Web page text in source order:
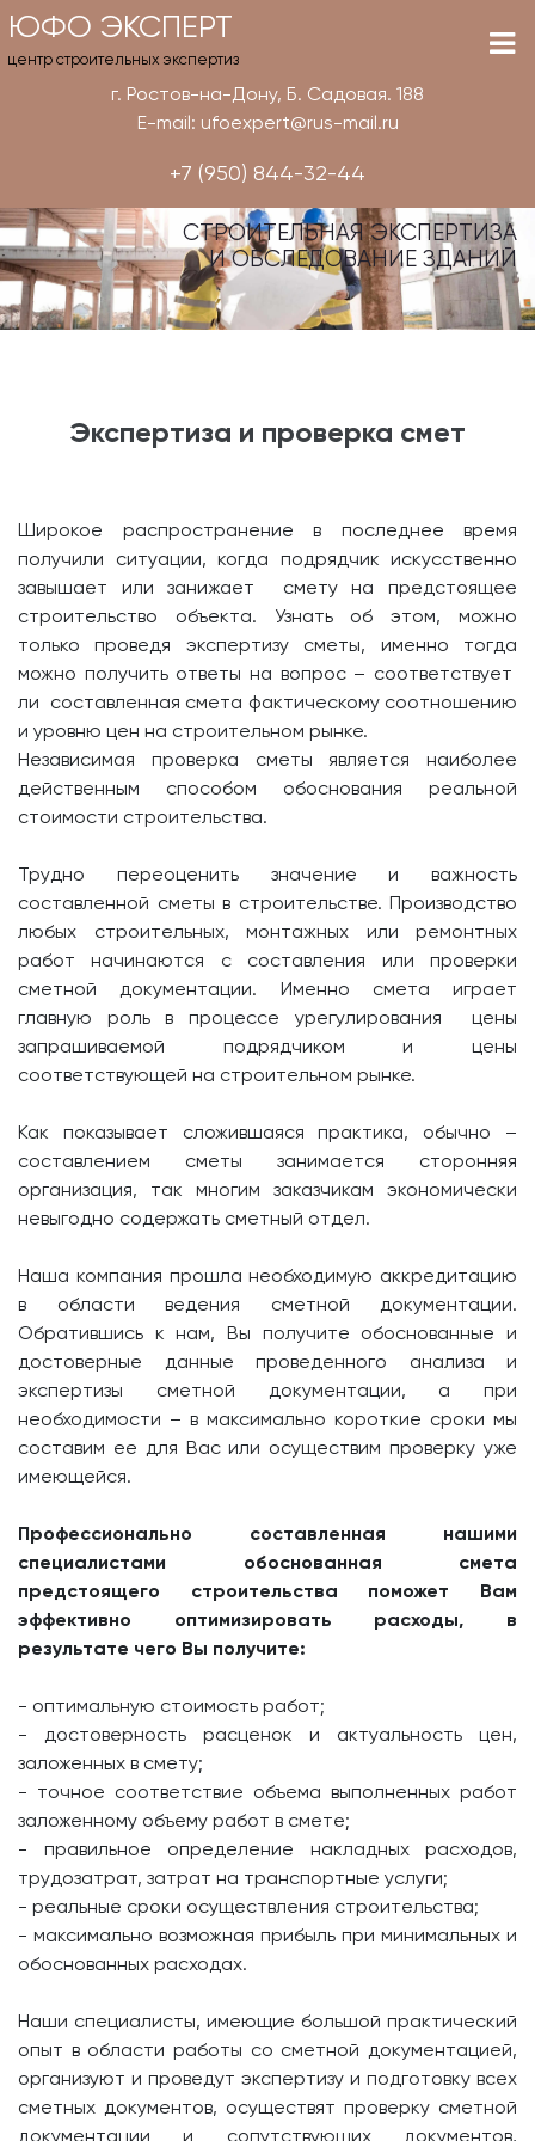
ЮФО ЭКСПЕРТ
центр строительных экспертиз
г. Ростов-на-Дону, Б. Садовая. 188
E-mail: ufoexpert@rus-mail.ru
+7 (950) 844-32-44
СТРОИТЕЛЬНАЯ ЭКСПЕРТИЗА
И ОБСЛЕДОВАНИЕ ЗДАНИЙ
Экспертиза и проверка смет
Широкое распространение в последнее время
получили ситуации, когда подрядчик искусственно
завышает или занижает смету на предстоящее
строительство объекта. Узнать об этом, можно
только проведя экспертизу сметы, именно тогда
можно получить ответы на вопрос – соответствует
ли составленная смета фактическому соотношению
и уровню цен на строительном рынке.
Независимая проверка сметы является наиболее
действенным способом обоснования реальной
стоимости строительства.
Трудно переоценить значение и важность
составленной сметы в строительстве. Производство
любых строительных, монтажных или ремонтных
работ начинаются с составления или проверки
сметной документации. Именно смета играет
главную роль в процессе урегулирования цены
запрашиваемой подрядчиком и цены
соответствующей на строительном рынке.
Как показывает сложившаяся практика, обычно –
составлением сметы занимается сторонняя
организация, так многим заказчикам экономически
невыгодно содержать сметный отдел.
Наша компания прошла необходимую аккредитацию
в области ведения сметной документации.
Обратившись к нам, Вы получите обоснованные и
достоверные данные проведенного анализа и
экспертизы сметной документации, а при
необходимости – в максимально короткие сроки мы
составим ее для Вас или осуществим проверку уже
имеющейся.
Профессионально составленная нашими
специалистами обоснованная смета
предстоящего строительства поможет Вам
эффективно оптимизировать расходы, в
результате чего Вы получите:
- оптимальную стоимость работ;
- достоверность расценок и актуальность цен,
заложенных в смету;
- точное соответствие объема выполненных работ
заложенному объему работ в смете;
- правильное определение накладных расходов,
трудозатрат, затрат на транспортные услуги;
- реальные сроки осуществления строительства;
- максимально возможная прибыль при минимальных и
обоснованных расходах.
Наши специалисты, имеющие большой практический
опыт в области работы со сметной документацией,
организуют и проведут экспертизу и подготовку всех
сметных документов, осуществят проверку сметной
документации и сопутствующих документов,